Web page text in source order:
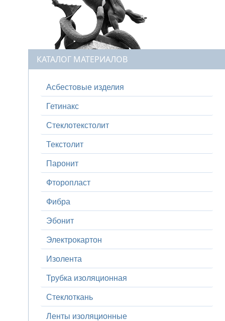
КАТАЛОГ МАТЕРИАЛОВ
Асбестовые изделия
Гетинакс
Стеклотекстолит
Текстолит
Паронит
Фторопласт
Фибра
Эбонит
Электрокартон
Изолента
Трубка изоляционная
Стеклоткань
Ленты изоляционные